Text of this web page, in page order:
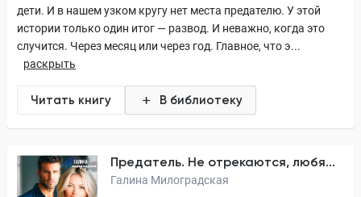
дети. И в нашем узком кругу нет места предателю. У этой
истории только один итог — развод. И неважно, когда это
случится. Через месяц или через год. Главное, что э...
раскрыть
Читать книгу В библиотеку
Предатель. Не отрекаются, любя...
Галина Милоградская